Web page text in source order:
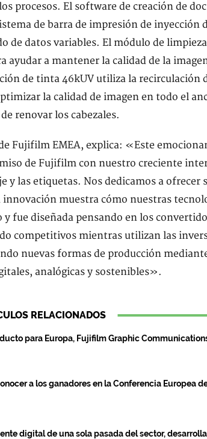
procesos. El software de creación de
de barra de impresión de inyección
de datos variables. El módulo de
ayudar a mantener la calidad de la
de tinta 46kUV utiliza la recirculación
la calidad de imagen en todo el
renovar los cabezales.
Fujifilm EMEA, explica: «Este
de Fujifilm con nuestro creciente
y las etiquetas. Nos dedicamos a ofrecer
muestra cómo nuestras
fue diseñada pensando en los
competitivos mientras utilizan las
nuevas formas de producción
analógicas y sostenibles».
RELACIONADOS
para Europa, Fujifilm Graphic
a los ganadores en la Conferencia Europea
digital de una sola pasada del sector,